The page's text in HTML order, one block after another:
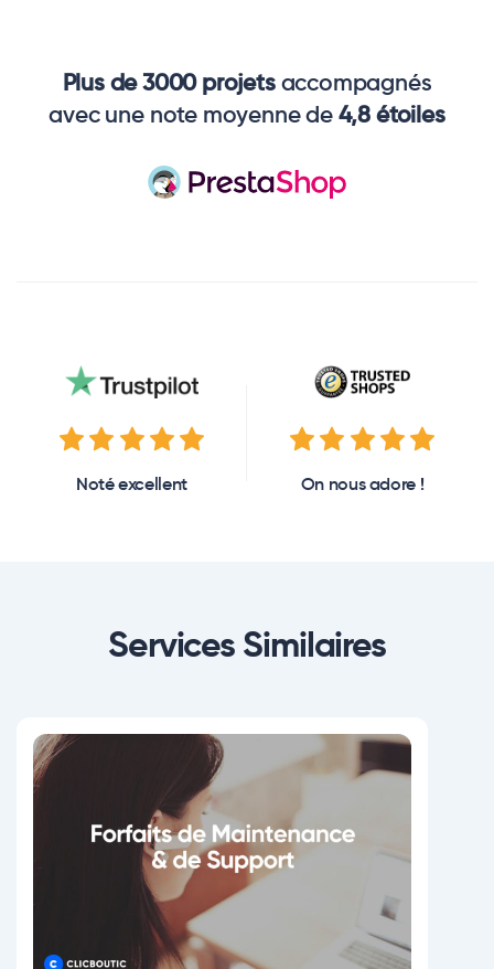
Plus de 3000 projetsaccompagnés
avec une note moyenne de4,8 étoiles
Noté excellent On nous adore !
Services Similaires